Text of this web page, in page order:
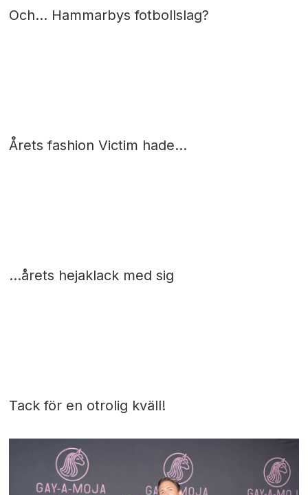
Och… Hammarbys fotbollslag?
Årets fashion Victim hade…
...årets hejaklack med sig
Tack för en otrolig kväll!